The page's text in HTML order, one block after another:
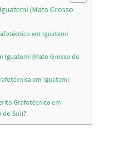
(Mato Grosso
em Iguatemi
Iguatemi (Mato Grosso do
em Iguatemi
Grafotécnico em
do Sul)?